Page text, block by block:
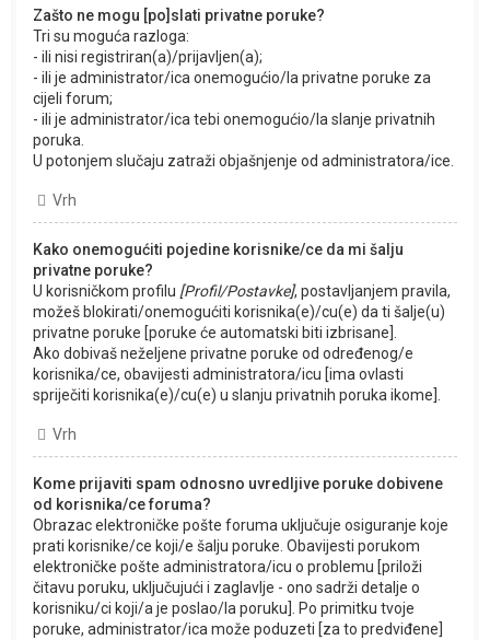
Zašto ne mogu [po]slati privatne poruke?
Tri su moguća razloga:
- ili nisi registriran(a)/prijavljen(a);
- ili je administrator/ica onemogućio/la privatne poruke za
cijeli forum;
- ili je administrator/ica tebi onemogućio/la slanje privatnih
poruka.
U potonjem slučaju zatraži objašnjenje od administratora/ice.
Vrh
Kako onemogućiti pojedine korisnike/ce da mi šalju
privatne poruke?
U korisničkom profilu [Profil/Postavke], postavljanjem pravila,
možeš blokirati/onemogućiti korisnika(e)/cu(e) da ti šalje(u)
privatne poruke [poruke će automatski biti izbrisane].
Ako dobivaš neželjene privatne poruke od određenog/e
korisnika/ce, obavijesti administratora/icu [ima ovlasti
spriječiti korisnika(e)/cu(e) u slanju privatnih poruka ikome].
Vrh
Kome prijaviti spam odnosno uvredljive poruke dobivene
od korisnika/ce foruma?
Obrazac elektroničke pošte foruma uključuje osiguranje koje
prati korisnike/ce koji/e šalju poruke. Obavijesti porukom
elektroničke pošte administratora/icu o problemu [priloži
čitavu poruku, uključujući i zaglavlje - ono sadrži detalje o
korisniku/ci koji/a je poslao/la poruku]. Po primitku tvoje
poruke, administrator/ica može poduzeti [za to predviđene]